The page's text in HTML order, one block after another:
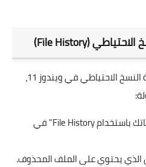
إذا كنت قد قمت بتمكين خاصية النسخ الاحتياطي في ويندوز 11،
ابحث عن "استعادة ملفاتك باستخدام File History" في
الذي يحتوي على الملف المحذوف.